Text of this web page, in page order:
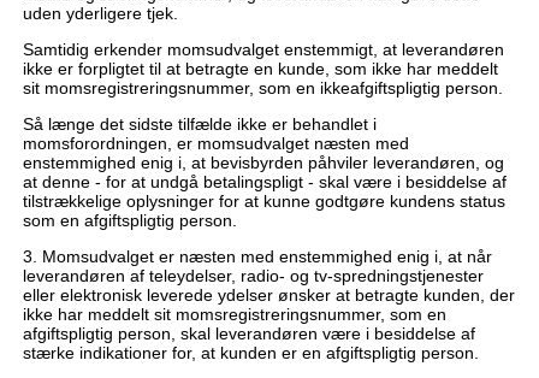
uden yderligere tjek.
Samtidig erkender momsudvalget enstemmigt, at leverandøren
ikke er forpligtet til at betragte en kunde, som ikke har meddelt
sit momsregistreringsnummer, som en ikkeafgiftspligtig person.
Så længe det sidste tilfælde ikke er behandlet i
momsforordningen, er momsudvalget næsten med
enstemmighed enig i, at bevisbyrden påhviler leverandøren, og
at denne - for at undgå betalingspligt - skal være i besiddelse af
tilstrækkelige oplysninger for at kunne godtgøre kundens status
som en afgiftspligtig person.
3. Momsudvalget er næsten med enstemmighed enig i, at når
leverandøren af teleydelser, radio- og tv-spredningstjenester
eller elektronisk leverede ydelser ønsker at betragte kunden, der
ikke har meddelt sit momsregistreringsnummer, som en
afgiftspligtig person, skal leverandøren være i besiddelse af
stærke indikationer for, at kunden er en afgiftspligtig person.